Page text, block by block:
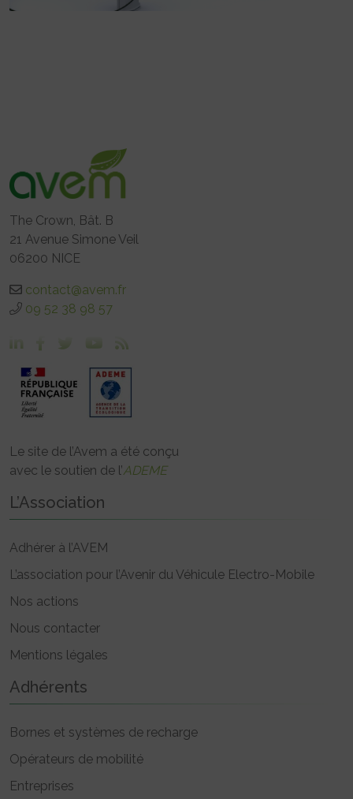
The Crown, Bât. B
21 Avenue Simone Veil
06200 NICE
contact@avem.fr
09 52 38 98 57
Le site de l’Avem a été conçu
avec le soutien de l’ADEME
L’Association
Adhérer à l’AVEM
L’association pour l’Avenir du Véhicule Electro-Mobile
Nos actions
Nous contacter
Mentions légales
Adhérents
Bornes et systèmes de recharge
Opérateurs de mobilité
Entreprises